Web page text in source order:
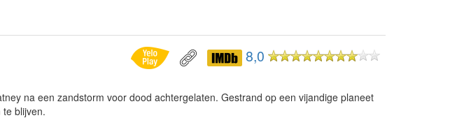
8,0
na een zandstorm voor dood achtergelaten. Gestrand op een vijandige planeet
blijven.